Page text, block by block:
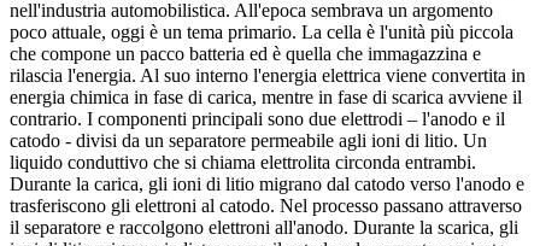
nell'industria automobilistica. All'epoca sembrava un argomento
poco attuale, oggi è un tema primario. La cella è l'unità più piccola
che compone un pacco batteria ed è quella che immagazzina e
rilascia l'energia. Al suo interno l'energia elettrica viene convertita in
energia chimica in fase di carica, mentre in fase di scarica avviene il
contrario. I componenti principali sono due elettrodi – l'anodo e il
catodo - divisi da un separatore permeabile agli ioni di litio. Un
liquido conduttivo che si chiama elettrolita circonda entrambi.
Durante la carica, gli ioni di litio migrano dal catodo verso l'anodo e
trasferiscono gli elettroni al catodo. Nel processo passano attraverso
il separatore e raccolgono elettroni all'anodo. Durante la scarica, gli